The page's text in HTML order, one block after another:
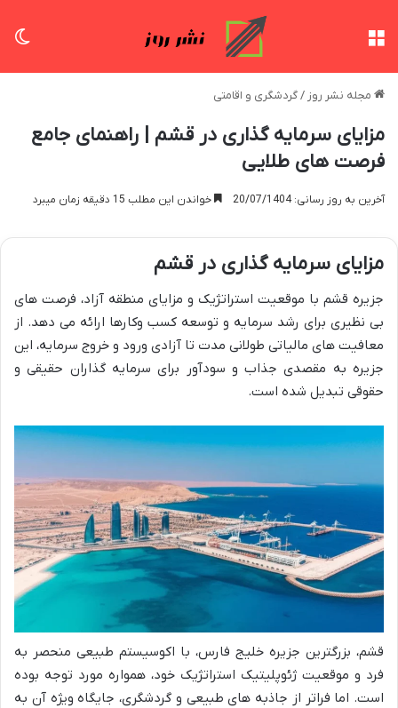
مجله نشر روز /گردشگری و اقامتی
مزایای سرمایه گذاری در قشم | راهنمای جامع
فرصت های طلایی
آخرین به روز رسانی: 20/07/1404 خواندن این مطلب 15 دقیقه زمان میبرد
مزایای سرمایه گذاری در قشم
جزیره قشم با موقعیت استراتژیک و مزایای منطقه آزاد، فرصت های
بی نظیری برای رشد سرمایه و توسعه کسب وکارها ارائه می دهد. از
معافیت های مالیاتی طولانی مدت تا آزادی ورود و خروج سرمایه، این
جزیره به مقصدی جذاب و سودآور برای سرمایه گذاران حقیقی و
حقوقی تبدیل شده است.
قشم، بزرگترین جزیره خلیج فارس، با اکوسیستم طبیعی منحصر به
فرد و موقعیت ژئوپلیتیک استراتژیک خود، همواره مورد توجه بوده
است. اما فراتر از جاذبه های طبیعی و گردشگری، جایگاه ویژه آن به